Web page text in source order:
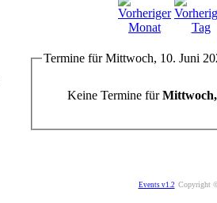
Termine für Mittwoch, 10. Juni
Keine Termine für
Events v1.2 Copyright